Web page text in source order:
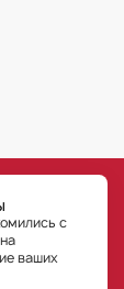
© РГ-
уведомлен, что
не вправе без
какие-либо
случае
защитой своих
с
ваших